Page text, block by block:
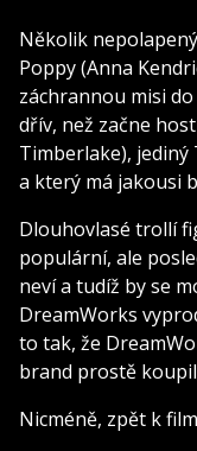
Několik
Poppy (Anna
záchrannou misi
dřív, než začne
Timberlake),
a který má jakousi
Dlouhovlasé trollí
populární, ale
neví a tudíž by se
DreamWorks
to tak, že
brand prostě
Nicméně, zpět k